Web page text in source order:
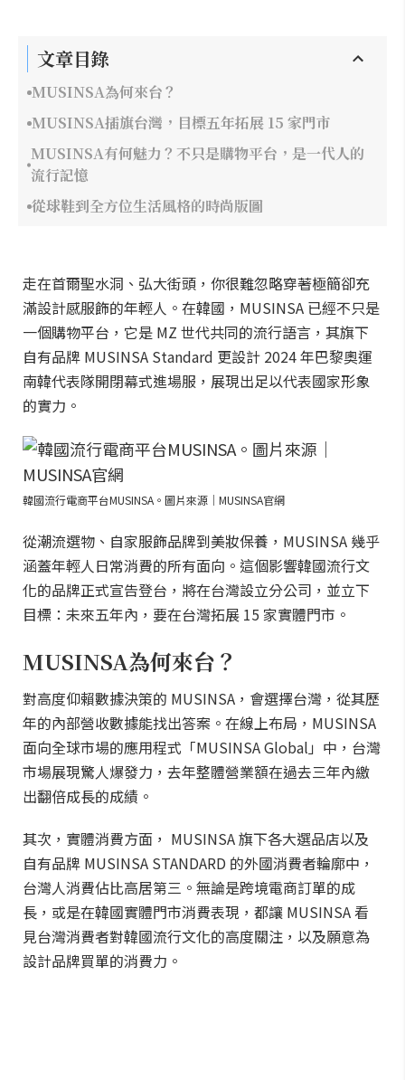
文章目錄
MUSINSA為何來台？
MUSINSA插旗台灣，目標五年拓展 15 家門市
MUSINSA有何魅力？不只是購物平台，是一代人的
流行記憶
從球鞋到全方位生活風格的時尚版圖
走在首爾聖水洞、弘大街頭，你很難忽略穿著極簡卻充
滿設計感服飾的年輕人。在韓國，MUSINSA 已經不只是
一個購物平台，它是 MZ 世代共同的流行語言，其旗下
自有品牌 MUSINSA Standard 更設計 2024 年巴黎奧運
南韓代表隊開閉幕式進場服，展現出足以代表國家形象
的實力。
韓國流行電商平台MUSINSA。圖片來源｜MUSINSA官網
從潮流選物、自家服飾品牌到美妝保養，MUSINSA 幾乎
涵蓋年輕人日常消費的所有面向。這個影響韓國流行文
化的品牌正式宣告登台，將在台灣設立分公司，並立下
目標：未來五年內，要在台灣拓展 15 家實體門市。
MUSINSA為何來台？
對高度仰賴數據決策的 MUSINSA，會選擇台灣，從其歷
年的內部營收數據能找出答案。在線上布局，MUSINSA
面向全球市場的應用程式「MUSINSA Global」中，台灣
市場展現驚人爆發力，去年整體營業額在過去三年內繳
出翻倍成長的成績。
其次，實體消費方面， MUSINSA 旗下各大選品店以及
自有品牌 MUSINSA STANDARD 的外國消費者輪廓中，
台灣人消費佔比高居第三。無論是跨境電商訂單的成
長，或是在韓國實體門市消費表現，都讓 MUSINSA 看
見台灣消費者對韓國流行文化的高度關注，以及願意為
設計品牌買單的消費力。